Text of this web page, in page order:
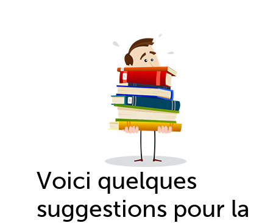
Voici quelques
suggestions pour la